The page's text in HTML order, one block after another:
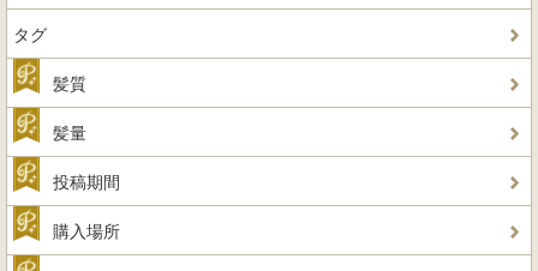
タグ
髪質
髪量
投稿期間
購入場所